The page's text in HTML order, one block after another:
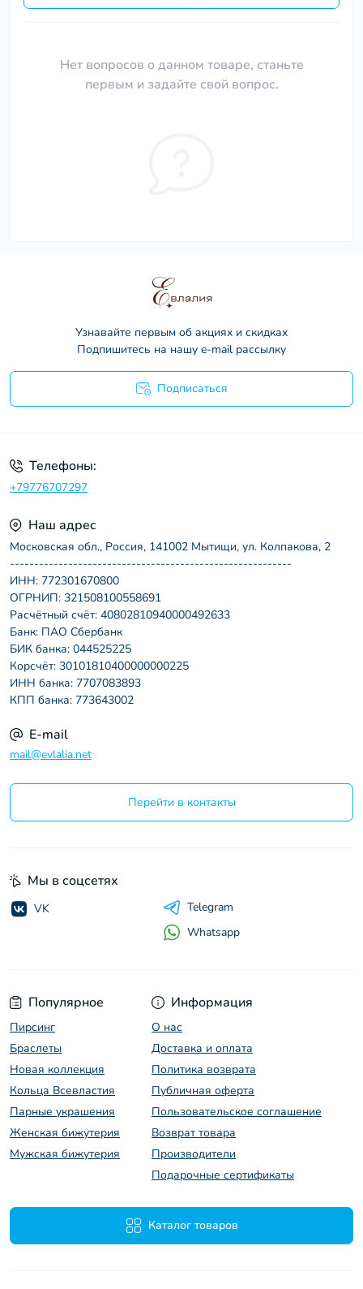
Нет вопросов о данном товаре, станьте
первым и задайте свой вопрос.
Узнавайте первым об акциях и скидках
Подпишитесь на нашу e-mail рассылку
Подписаться
Телефоны:
+79776707297
Наш адрес
Московская обл., Россия, 141002 Мытищи, ул. Колпакова, 2
----------------------------------------------------------
ИНН: 772301670800
ОГРНИП: 321508100558691
Расчётный счёт: 40802810940000492633
Банк: ПАО Сбербанк
БИК банка: 044525225
Корсчёт: 30101810400000000225
ИНН банка: 7707083893
КПП банка: 773643002
E-mail
mail@evlalia.net
Перейти в контакты
Популярное
Пирсинг
Браслеты
Новая коллекция
Кольца Всевластия
Парные украшения
Женская бижутерия
Мужская бижутерия
Информация
O нас
Доставка и оплата
Политика возврата
Публичная оферта
Пользовательское соглашение
Возврат товара
Производители
Подарочные сертификаты
Каталог товаров
Мы в соцсетях
VK
Telegram
Whatsapp